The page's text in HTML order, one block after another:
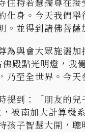
化身。今天我們
。並得到諸佛菩
為與會大眾施灑
殿點光明燈，我
乃至全世界。今
提到：「朋友的
被南加大計算機
孩子智慧大開，聰